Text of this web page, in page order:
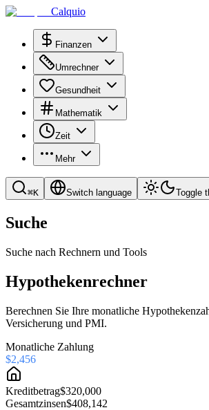
Calquio
Finanzen
Umrechner
Gesundheit
Mathematik
Zeit
Mehr
⌘K Switch language Toggle
Suche
Suche nach Rechnern und Tools
Hypothekenrechner
Berechnen Sie Ihre monatliche
Versicherung und PMI.
Monatliche Zahlung
$2,456
Kreditbetrag$320,000
Gesamtzinsen$408,142